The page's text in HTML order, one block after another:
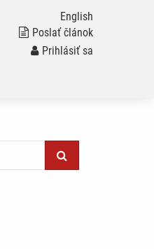
English
Poslať článok
Prihlásiť sa